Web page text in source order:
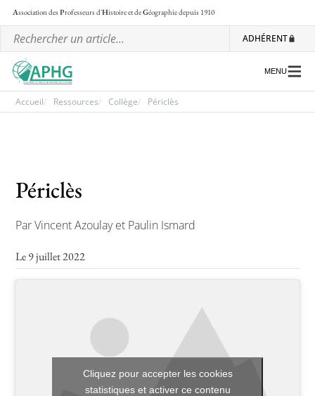
Association desProfesseurs d'Histoire et deGéographiedepuis 1910
ADHÉRENT
Communiqués et motions
Lettre d’information de l’APHG
L’APHG dans la presse
Toutes les actualités
MENU
Accueil Ressources Collège Périclès
Périclès
Par Vincent Azoulay et Paulin Ismard
Le 9 juillet 2022
Cliquez pour accepter les cookies
statistiques et activer ce contenu